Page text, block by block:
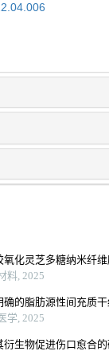
氧化灵芝多糖纳米纤
料, 2025
确的脂肪源性间充质
学, 2025
衍生物促进伤口愈合